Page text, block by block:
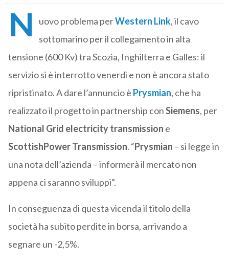
N uovo problema perWestern Link, il cavo
sottomarino per il collegamento in alta
tensione (600 Kv) tra Scozia, Inghilterra e Galles: il
servizio si è interrotto venerdì e non è ancora stato
ripristinato. A dare l’annuncio è Prysmian, che ha
realizzato il progetto in partnership conSiemens, per
National Grid electricity transmission e
ScottishPower Transmission. “Prysmian – si legge in
una nota dell’azienda – informerà il mercato non
appena ci saranno sviluppi”.
In conseguenza di questa vicenda il titolo della
società ha subito perdite in borsa, arrivando a
segnare un -2,5%.